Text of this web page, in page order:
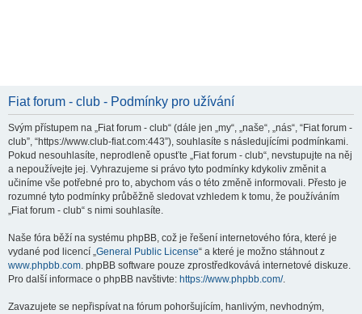
Fiat forum - club - Podmínky pro užívání
Svým přístupem na „Fiat forum - club“ (dále jen „my“, „naše“, „nás“, “Fiat forum -
club”, “https://www.club-fiat.com:443”), souhlasíte s následujícími podmínkami.
Pokud nesouhlasíte, neprodleně opusťte „Fiat forum - club“, nevstupujte na něj
a nepoužívejte jej. Vyhrazujeme si právo tyto podmínky kdykoliv změnit a
učiníme vše potřebné pro to, abychom vás o této změně informovali. Přesto je
rozumné tyto podmínky průběžně sledovat vzhledem k tomu, že používáním
„Fiat forum - club“ s nimi souhlasíte.
Naše fóra běží na systému phpBB, což je řešení internetového fóra, které je
vydané pod licencí „General Public License“ a které je možno stáhnout z
www.phpbb.com. phpBB software pouze zprostředkovává internetové diskuze.
Pro další informace o phpBB navštivte: https://www.phpbb.com/.
Zavazujete se nepřispívat na fórum pohoršujícím, hanlivým, nevhodným,